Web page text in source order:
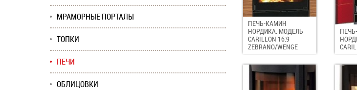
ПЕЧЬ-КАМИН
НОРДИКА. МОДЕЛЬ
CARILLON 16:9
ZEBRANO/WENGE
МРАМОРНЫЕ ПОРТАЛЫ
ТОПКИ
ПЕЧИ
ОБЛИЦОВКИ